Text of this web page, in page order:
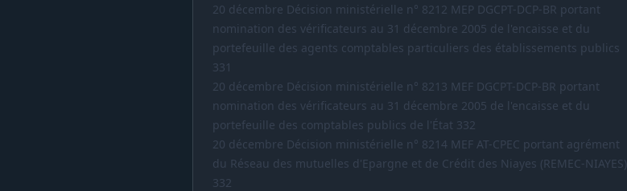
20 décembre Décision ministérielle n° 8212 MEP DGCPT-DCP-BR portant
nomination des vérificateurs au 31 décembre 2005 de l'encaisse et du
portefeuille des agents comptables particuliers des établissements publics
331
20 décembre Décision ministérielle n° 8213 MEF DGCPT-DCP-BR portant
nomination des vérificateurs au 31 décembre 2005 de l'encaisse et du
portefeuille des comptables publics de l'État 332
20 décembre Décision ministérielle n° 8214 MEF AT-CPEC portant agrément
du Réseau des mutuelles d'Epargne et de Crédit des Niayes (REMEC-NIAYES)
332